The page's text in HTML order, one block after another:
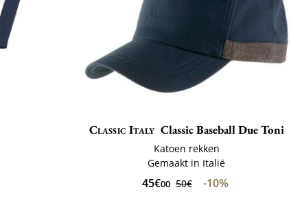
Classic Italy Classic Baseball Due Toni
Katoen rekken
Gemaakt in Italië
45€00 50€ -10%